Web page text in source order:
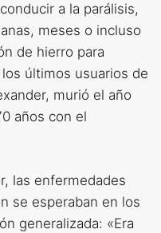
a la parálisis,
meses o incluso
de hierro para
últimos usuarios de
murió el año
años con el
las enfermedades
se esperaban en los
generalizada: «Era